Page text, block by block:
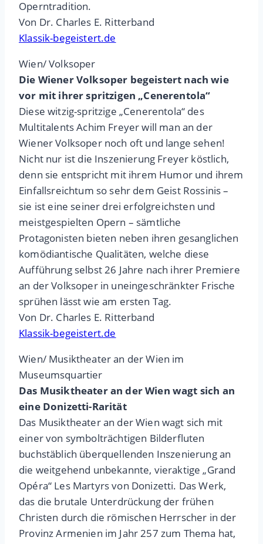
Operntradition.
Von Dr. Charles E. Ritterband
Klassik-begeistert.de
Wien/ Volksoper
Die Wiener Volksoper begeistert nach wie
vor mit ihrer spritzigen „Cenerentola“
Diese witzig-spritzige „Cenerentola“ des
Multitalents Achim Freyer will man an der
Wiener Volksoper noch oft und lange sehen!
Nicht nur ist die Inszenierung Freyer köstlich,
denn sie entspricht mit ihrem Humor und ihrem
Einfallsreichtum so sehr dem Geist Rossinis –
sie ist eine seiner drei erfolgreichsten und
meistgespielten Opern – sämtliche
Protagonisten bieten neben ihren gesanglichen
komödiantische Qualitäten, welche diese
Aufführung selbst 26 Jahre nach ihrer Premiere
an der Volksoper in uneingeschränkter Frische
sprühen lässt wie am ersten Tag.
Von Dr. Charles E. Ritterband
Klassik-begeistert.de
Wien/ Musiktheater an der Wien im
Museumsquartier
Das Musiktheater an der Wien wagt sich an
eine Donizetti-Rarität
Das Musiktheater an der Wien wagt sich mit
einer von symbolträchtigen Bilderfluten
buchstäblich überquellenden Inszenierung an
die weitgehend unbekannte, vieraktige „Grand
Opéra“ Les Martyrs von Donizetti. Das Werk,
das die brutale Unterdrückung der frühen
Christen durch die römischen Herrscher in der
Provinz Armenien im Jahr 257 zum Thema hat,